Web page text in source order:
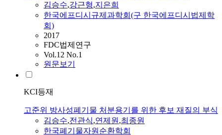
김승수,강근형,지은희
한국에프디시규제과학회(구 한국에프디시법제학
회)
2017
FDC법제연구
Vol.12 No.1
원문보기
KCI등재
고준위 방사성폐기물 처분용기를 위한 후보 재질의 부식
김승수,전관식,연제원,최종원
한국폐기물자원순환학회